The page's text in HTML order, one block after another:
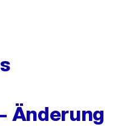
Änderung